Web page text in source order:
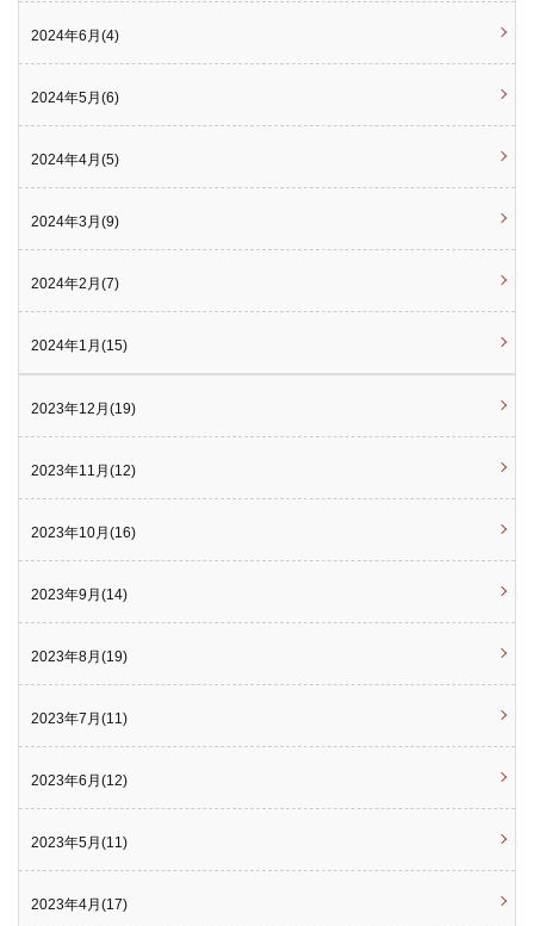
2024年6月(4)
2024年5月(6)
2024年4月(5)
2024年3月(9)
2024年2月(7)
2024年1月(15)
2023年12月(19)
2023年11月(12)
2023年10月(16)
2023年9月(14)
2023年8月(19)
2023年7月(11)
2023年6月(12)
2023年5月(11)
2023年4月(17)